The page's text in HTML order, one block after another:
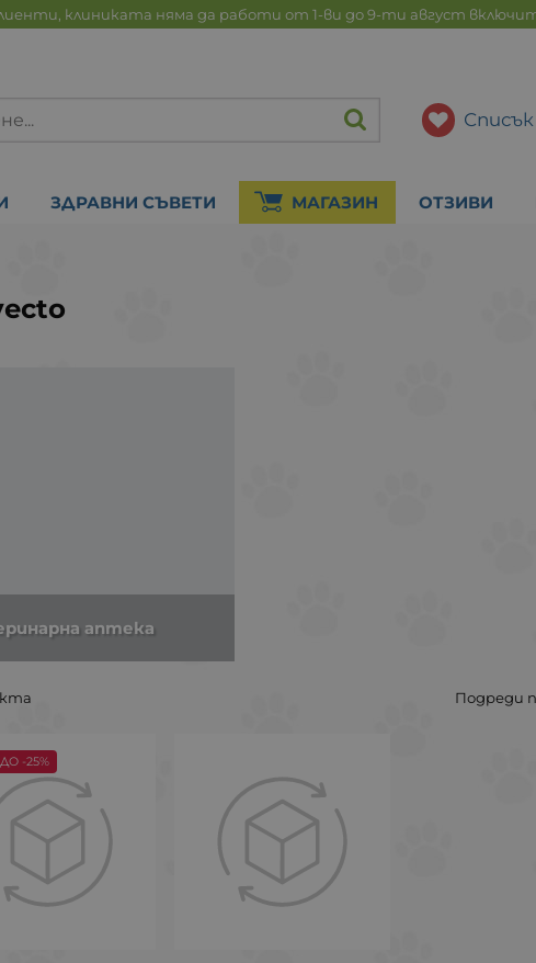
клиниката няма да работи от 1-ви до 9-ти август
ЗДРАВНИ СЪВЕТИ МАГАЗИН ОТЗИВИ
аптека
Подреди
-25%